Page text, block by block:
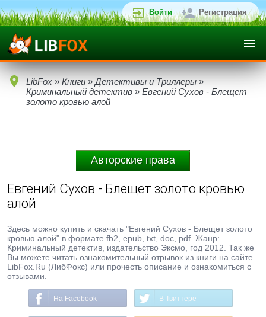
Войти Регистрация
LibFox » Книги » Детективы и Триллеры »
Криминальный детектив » Евгений Сухов - Блещет
золото кровью алой
Авторские права
Евгений Сухов - Блещет золото кровью
алой
Здесь можно купить и скачать "Евгений Сухов - Блещет золото
кровью алой" в формате fb2, epub, txt, doc, pdf. Жанр:
Криминальный детектив, издательство Эксмо, год 2012. Так же
Вы можете читать ознакомительный отрывок из книги на сайте
LibFox.Ru (ЛибФокс) или прочесть описание и ознакомиться с
отзывами.
На Facebook В Твиттере